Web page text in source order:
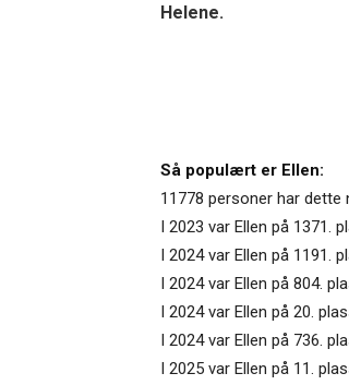
Helene.
Så populært er Ellen:
11778 personer har dette
I 2023 var Ellen på 1371.
I 2024 var Ellen på 1191.
I 2024 var Ellen på 804.
I 2024 var Ellen på 20.
I 2024 var Ellen på 736.
I 2025 var Ellen på 11.